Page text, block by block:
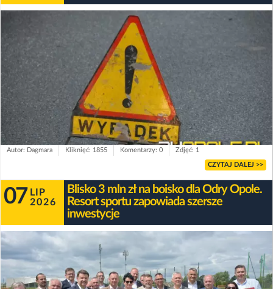
Autor: Dagmara Kliknięć: 1855 Komentarzy: 0 Zdjęć: 1
CZYTAJ DALEJ >>
07 LIP
2026
Blisko 3 mln zł na boisko dla Odry Opole.
Resort sportu zapowiada szersze
inwestycje